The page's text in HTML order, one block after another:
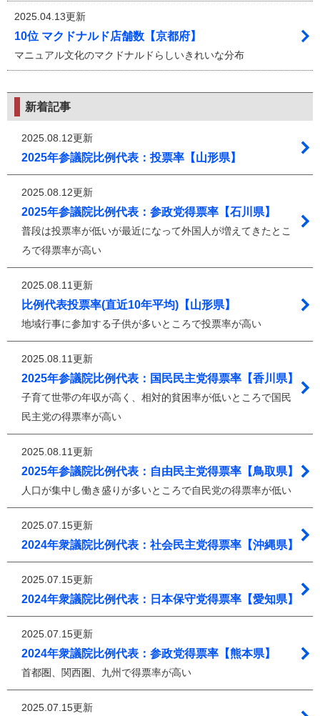
2025.04.13更新
10位 マクドナルド店舗数【京都府】
マニュアル文化のマクドナルドらしいきれいな分布
新着記事
2025.08.12更新
2025年参議院比例代表：投票率【山形県】
2025.08.12更新
2025年参議院比例代表：参政党得票率【石川県】
普段は投票率が低いが最近になって外国人が増えてきたとこ
ろで得票率が高い
2025.08.11更新
比例代表投票率(直近10年平均)【山形県】
地域行事に参加する子供が多いところで投票率が高い
2025.08.11更新
2025年参議院比例代表：国民民主党得票率【香川県】
子育て世帯の年収が高く、相対的貧困率が低いところで国民
民主党の得票率が高い
2025.08.11更新
2025年参議院比例代表：自由民主党得票率【鳥取県】
人口が集中し働き盛りが多いところで自民党の得票率が低い
2025.07.15更新
2024年衆議院比例代表：社会民主党得票率【沖縄県】
2025.07.15更新
2024年衆議院比例代表：日本保守党得票率【愛知県】
2025.07.15更新
2024年衆議院比例代表：参政党得票率【熊本県】
首都圏、関西圏、九州で得票率が高い
2025.07.15更新